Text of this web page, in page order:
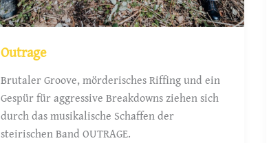
Outrage
Brutaler Groove, mörderisches Riffing und ein
Gespür für aggressive Breakdowns ziehen sich
durch das musikalische Schaffen der
steirischen Band OUTRAGE.